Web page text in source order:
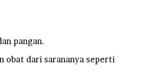
pangan.
obat dari sarananya seperti